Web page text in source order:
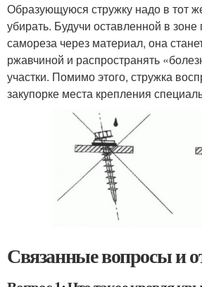
Образующуюся стружку надо в тот
убирать. Будучи оставленной в
самореза через материал, она
ржавчиной и распространять
участки. Помимо этого, стружка
закупорке места крепления
Связанные вопросы и